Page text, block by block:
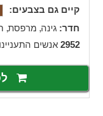
קיים גם בצבעים:
חדר: גינה
, מרפסת
,
2952 אנשים